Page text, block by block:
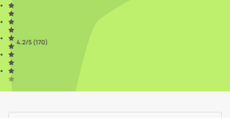
4.2/5 (170)